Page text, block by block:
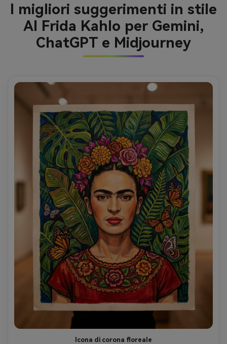
I migliori suggerimenti in stile
AI Frida Kahlo per Gemini,
ChatGPT e Midjourney
Icona di corona floreale